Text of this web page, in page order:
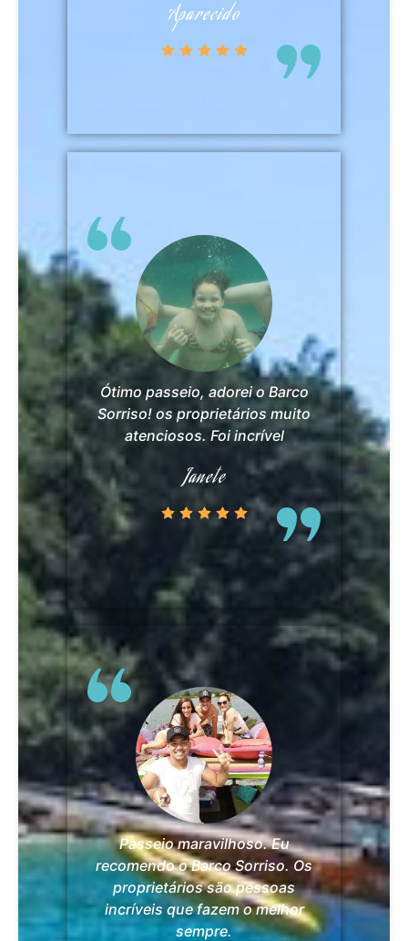
Aparecido
Ótimo passeio, adorei o Barco
Sorriso! os proprietários muito
atenciosos. Foi incrível
Janete
Passeio maravilhoso. Eu
recomendo o Barco Sorriso. Os
proprietários são pessoas
incríveis que fazem o melhor
sempre.